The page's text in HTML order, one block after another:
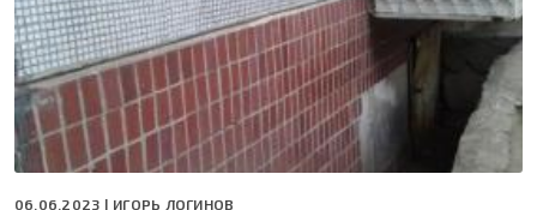
06.06.2023 | ИГОРЬ ЛОГИНОВ